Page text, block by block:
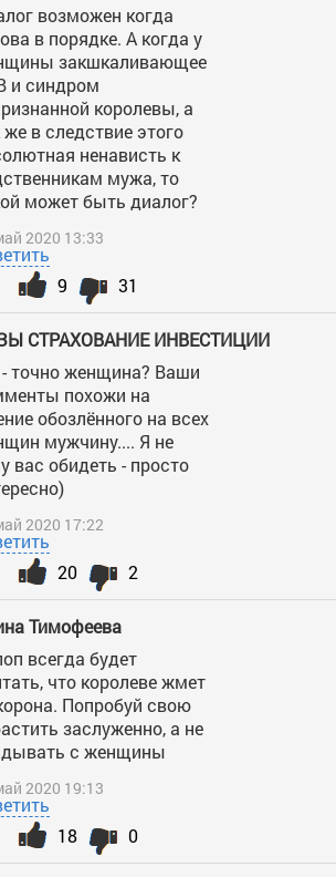
возможен когда
в порядке. А когда у
закшкаливающее
и синдром
королевы, а
же в следствие этого
ненависть к
мужа, то
может быть диалог?
2020 13:33
31
9
СТРАХОВАНИЕ ИНВЕСТИЦИИ
точно женщина? Ваши
похожи на
обозлённого на всех
мужчину.... Я не
вас обидеть - просто
2020 17:22
2
20
Тимофеева
всегда будет
что королеве жмет
Попробуй свою
заслуженно, а не
с женщины
2020 19:13
0
18